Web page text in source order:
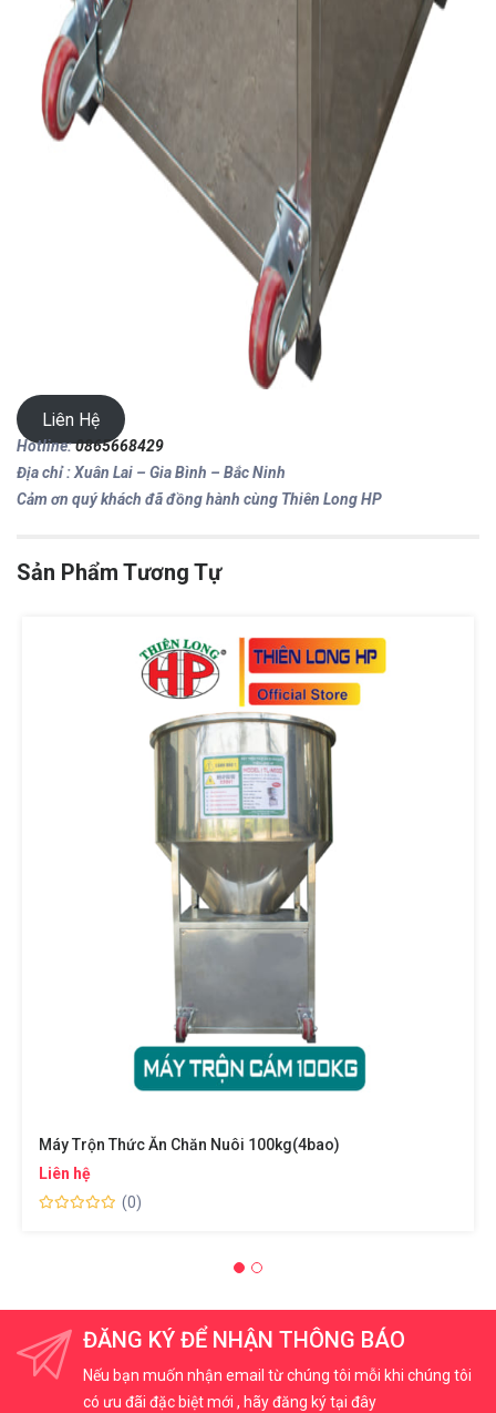
Liên Hệ
Hotline:0865668429
Địa chỉ : Xuân Lai – Gia Bình – Bắc Ninh
Cảm ơn quý khách đã đồng hành cùng Thiên Long HP
Sản Phẩm Tương Tự
Máy Trộn Thức Ăn Chăn Nuôi 100kg(4bao)
Liên hệ
(0)
ĐĂNG KÝ ĐỂ NHẬN THÔNG BÁO
Nếu bạn muốn nhận email từ chúng tôi mỗi khi chúng tôi
có ưu đãi đặc biệt mới , hãy đăng ký tại đây